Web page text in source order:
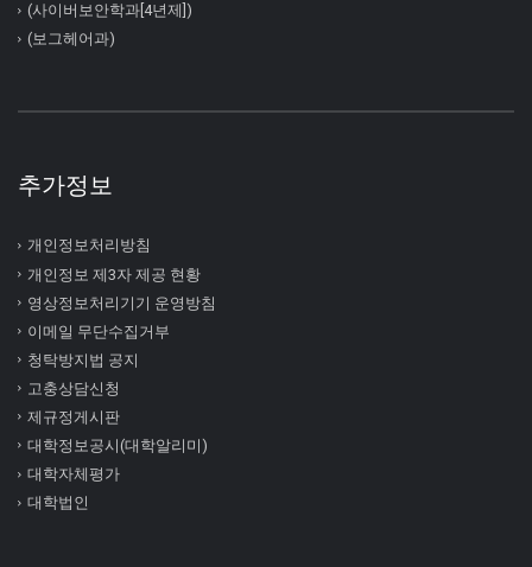
(사이버보안학과[4년제])
(보그헤어과)
추가정보
개인정보처리방침
개인정보 제3자 제공 현황
영상정보처리기기 운영방침
이메일 무단수집거부
청탁방지법 공지
고충상담신청
제규정게시판
대학정보공시(대학알리미)
대학자체평가
대학법인